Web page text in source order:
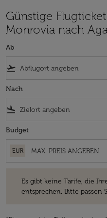
Günstige
Monrovia nach
Ab
flight_takeoff
Nach
flight_land
Budget
EUR
Es gibt keine Tarife, die
entsprechen. Bitte passen